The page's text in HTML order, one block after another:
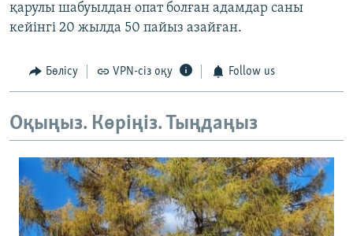
қарулы шабуылдан опат болған адамдар саны
кейінгі 20 жылда 50 пайыз азайған.
Бөлісу VPN-сіз оқу Follow us
Оқыңыз. Көріңіз. Тыңдаңыз